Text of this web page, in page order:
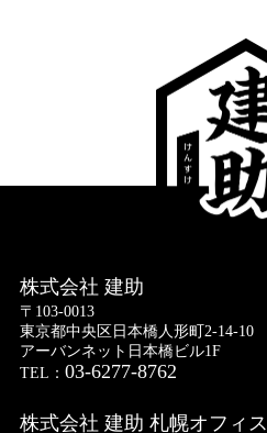
株式会社 建助
〒103-0013
東京都中央区日本橋人形町2-14-10
アーバンネット日本橋ビル1F
TEL： 03-6277-8762
株式会社 建助 札幌オフィス